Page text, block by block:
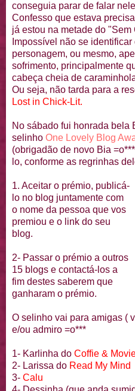
conseguia parar de falar
Confesso que estava
já estou na metade do "Sem
Impossível não se
personagem, ou mesmo,
sofrimento, principalmente
cabeça cheia de
Ou seja, não tarda para a
Lost in Chick-Lit.
No sábado fui honrada bela
selinho One Lovely Blog
(obrigadão de novo Bia
lo, conforme as regrinhas
1. Aceitar o prémio, publicá-
lo no blog juntamente com
o nome da pessoa que vos
premiou e o link do seu
blog.
2- Passar o prémio a outros
15 blogs e contactá-los a
fim destes saberem que
ganharam o prémio.
O selinho vai para amigas (
e/ou admiro =o***
1- Karlinha do Coffie &
2- Larissa do Read My Mind
3- Calu